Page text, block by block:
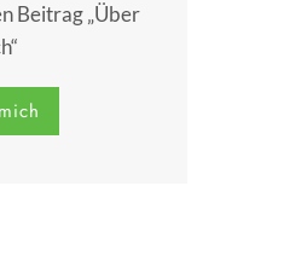
Beitrag „Über